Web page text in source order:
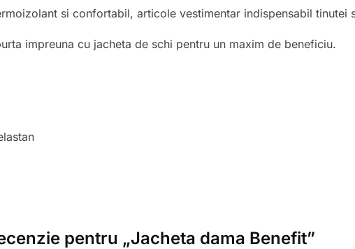
si confortabil, articole vestimentar indispensabil tinutei
impreuna cu jacheta de schi pentru un maxim de beneficiu.
pentru „Jacheta dama Benefit”